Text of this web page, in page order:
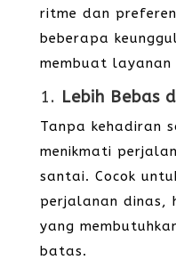
ritme dan
beberapa
membuat layanan
1. Lebih Bebas
Tanpa kehadiran
menikmati
santai. Cocok
perjalanan dinas,
yang
batas.